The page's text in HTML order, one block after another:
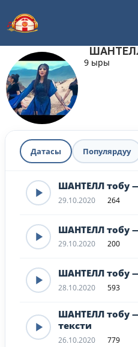
9 ыры
Датасы Популярдуу
ШАНТЕЛЛ тобу
29.10.2020 264
ШАНТЕЛЛ тобу
29.10.2020 200
ШАНТЕЛЛ тобу
28.10.2020 593
ШАНТЕЛЛ тобу
тексти
26.10.2020 779